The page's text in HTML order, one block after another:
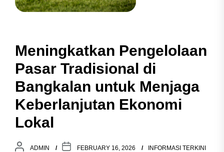
Meningkatkan Pengelolaan
Pasar Tradisional di
Bangkalan untuk Menjaga
Keberlanjutan Ekonomi
Lokal
ADMIN FEBRUARY 16, 2026 INFORMASI TERKINI